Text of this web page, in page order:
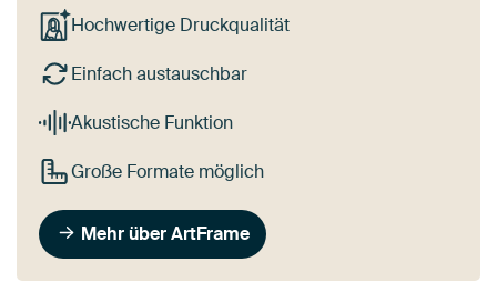
Hochwertige Druckqualität
Einfach austauschbar
Akustische Funktion
Große Formate möglich
Mehr über ArtFrame